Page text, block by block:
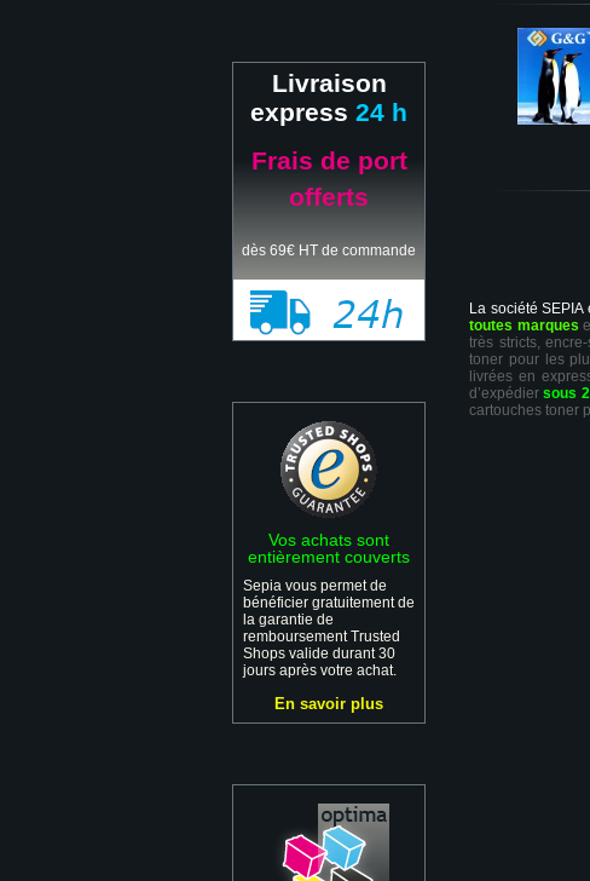
Livraison
express 24 h
Frais de port
offerts
dès 69€ HT de commande
Vos achats sont
entièrement couverts
Sepia vous permet de
bénéficier gratuitement de
la garantie de
remboursement Trusted
Shops valide durant 30
jours après votre achat.
En savoir plus
La société
toutes marques
très stricts,
toner pour les
livrées en
d’expédiersous
cartouches toner